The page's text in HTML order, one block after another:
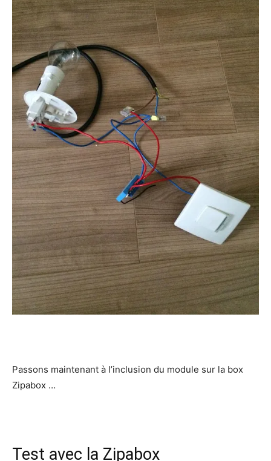
Passons maintenant à l’inclusion du module sur la box
Zipabox …
Test avec la Zipabox